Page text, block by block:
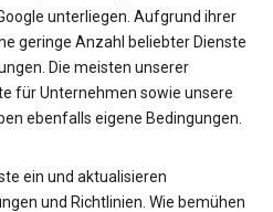
unterliegen. Aufgrund ihrer
geringe Anzahl beliebter Dienste
Die meisten unserer
für Unternehmen sowie unsere
ebenfalls eigene Bedingungen.
ein und aktualisieren
und Richtlinien. Wie bemühen